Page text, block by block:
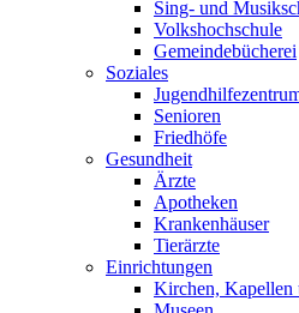
Sing- und
Volkshochschule
Gemeindebücherei
Soziales
Senioren
Friedhöfe
Gesundheit
Ärzte
Apotheken
Krankenhäuser
Tierärzte
Einrichtungen
Kirchen, Kapellen